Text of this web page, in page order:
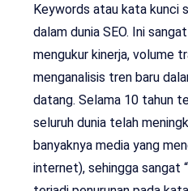
Keywords atau kata kunci
dalam dunia SEO. Ini
mengukur kinerja, volume
menganalisis tren baru
datang. Selama 10 tahun
seluruh dunia telah
banyaknya media yang
internet), sehingga sangat